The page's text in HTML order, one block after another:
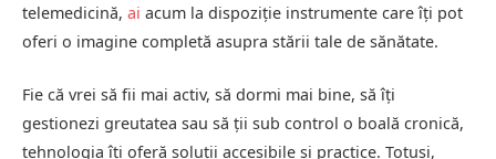
telemedicină, ai acum la dispoziție instrumente care îți pot
oferi o imagine completă asupra stării tale de sănătate.
Fie că vrei să fii mai activ, să dormi mai bine, să îți
gestionezi greutatea sau să ții sub control o boală cronică,
tehnologia îți oferă soluții accesibile și practice. Totuși,